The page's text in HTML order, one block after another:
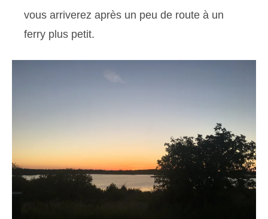
vous arriverez après un peu de route à un
ferry plus petit.